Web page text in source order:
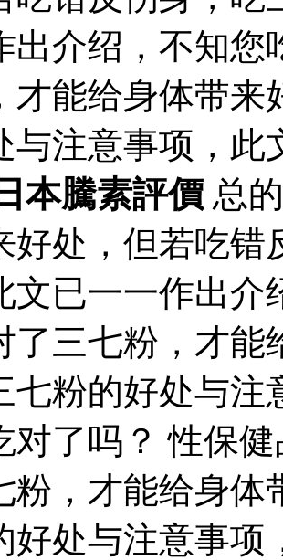
出介绍，不知
才能给身体带
与注意事项，此
日本騰素評價 总
好处，但若吃错
文已一一作出介
了三七粉，才能
七粉的好处与注
对了吗？ 性保
粉，才能给身
好处与注意事